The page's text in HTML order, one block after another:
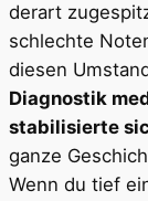
derart
schlechte
diesen
Diagnostik
stabilisierte
ganze
Wenn du tief